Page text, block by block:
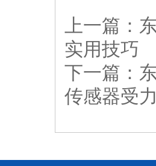
上一篇：
实用技巧
下一篇：
传感器受